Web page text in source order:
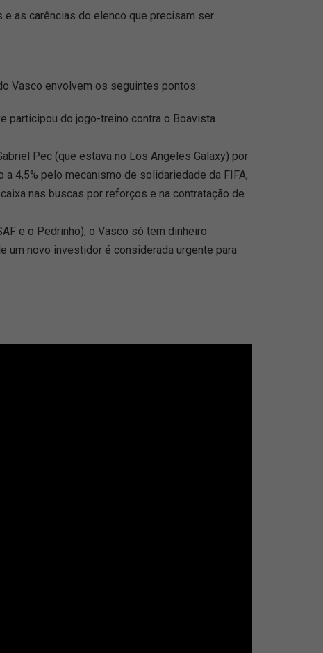
as carências do elenco que precisam ser
Vasco envolvem os seguintes pontos:
participou do jogo-treino contra o Boavista
Pec (que estava no Los Angeles Galaxy) por
4,5% pelo mecanismo de solidariedade da FIFA,
nas buscas por reforços e na contratação de
e o Pedrinho), o Vasco só tem dinheiro
um novo investidor é considerada urgente para